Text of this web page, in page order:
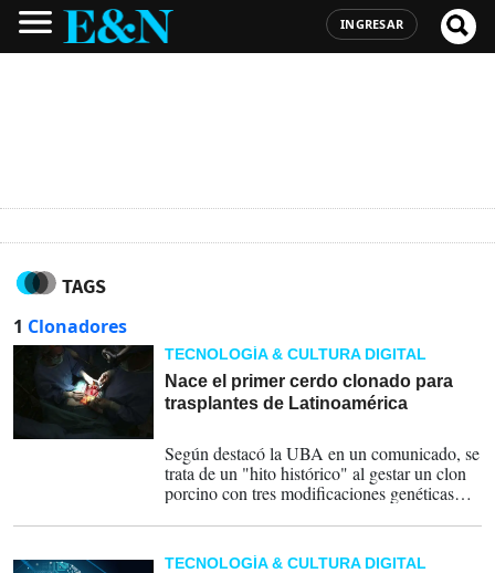
INGRESAR
TAGS
1 Clonadores
TECNOLOGÍA & CULTURA DIGITAL
Nace el primer cerdo clonado para
trasplantes de Latinoamérica
Según destacó la UBA en un comunicado, se
trata de un "hito histórico" al gestar un clon
porcino con tres modificaciones genéticas
un paso crucial para el trasplante de órganos.
TECNOLOGÍA & CULTURA DIGITAL